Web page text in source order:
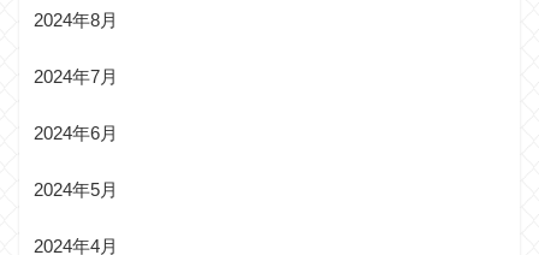
2024年8月
2024年7月
2024年6月
2024年5月
2024年4月